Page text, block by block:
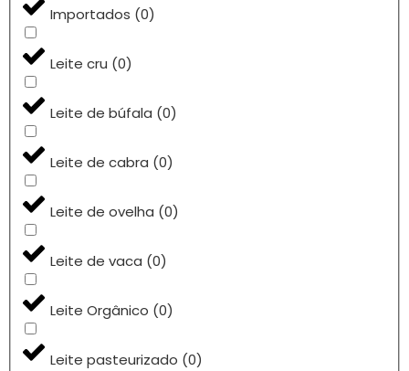
Importados (0)
Leite cru (0)
Leite de búfala (0)
Leite de cabra (0)
Leite de ovelha (0)
Leite de vaca (0)
Leite Orgânico (0)
Leite pasteurizado (0)